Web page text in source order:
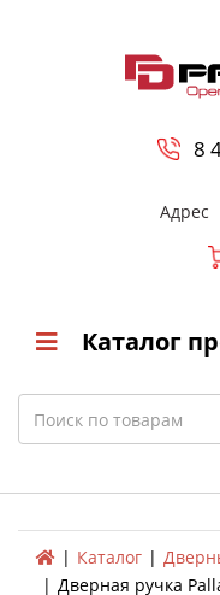
8
Адрес
Каталог
Search
Каталог
Дверная ручка